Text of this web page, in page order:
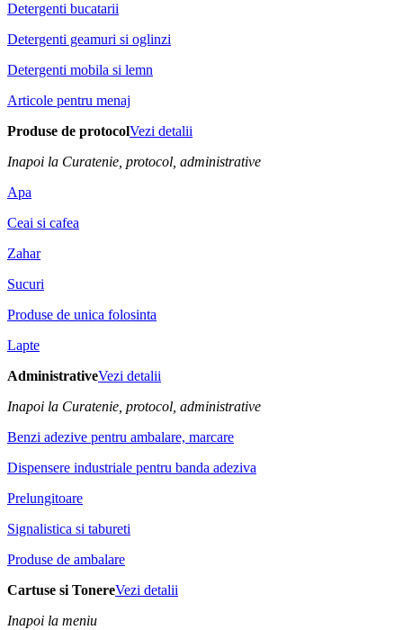
Detergenti bucatarii
Detergenti geamuri si oglinzi
Detergenti mobila si lemn
Articole pentru menaj
Produse de protocolVezi detalii
Inapoi la Curatenie, protocol, administrative
Apa
Ceai si cafea
Zahar
Sucuri
Produse de unica folosinta
Lapte
AdministrativeVezi detalii
Inapoi la Curatenie, protocol, administrative
Benzi adezive pentru ambalare, marcare
Dispensere industriale pentru banda adeziva
Prelungitoare
Signalistica si tabureti
Produse de ambalare
Cartuse si TonereVezi detalii
Inapoi la meniu